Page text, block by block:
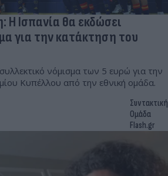
Η Ισπανία θα εκδώσει
για την κατάκτηση του
νόμισμα των 5 ευρώ για την
Κυπέλλου από την εθνική ομάδα.
Συντακτική
Ομάδα
Flash.gr